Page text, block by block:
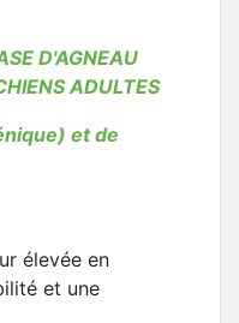
D'AGNEAU
ADULTES
et de
élevée en
et une